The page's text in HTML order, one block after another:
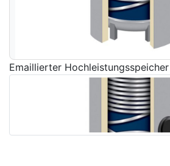
Emaillierter Hochleistungsspeicher